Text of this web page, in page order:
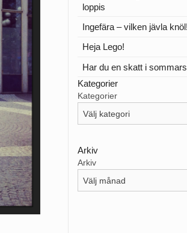
loppis
Ingefära – vilken jävla knöl!
Heja Lego!
Har du en skatt i
Kategorier
Kategorier
Arkiv
Arkiv